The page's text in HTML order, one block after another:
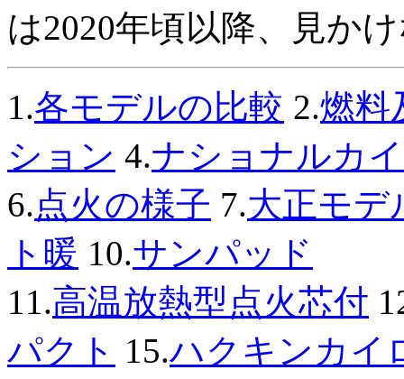
は2020年頃以降、見か
1.各モデルの比較 2.燃料
ション 4.ナショナルカ
6.点火の様子 7.大正モデ
ト暖 10.サンパッド
11.高温放熱型点火芯付
パクト 15.ハクキンカイ